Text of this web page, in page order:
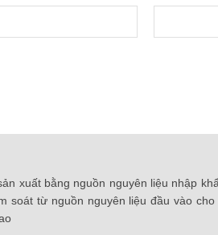
xuất bằng nguồn nguyên liệu nhập
soát từ nguồn nguyên liệu đầu vào